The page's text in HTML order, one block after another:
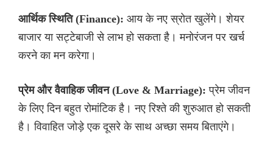
आर्थिक स्थिति (Finance): आय के नए स्रोत खुलेंगे। शेयर
बाजार या सट्टेबाजी से लाभ हो सकता है। मनोरंजन पर खर्च
करने का मन करेगा।
प्रेम और वैवाहिक जीवन (Love & Marriage): प्रेम जीवन
के लिए दिन बहुत रोमांटिक है। नए रिश्ते की शुरुआत हो सकती
है। विवाहित जोड़े एक दूसरे के साथ अच्छा समय बिताएंगे।